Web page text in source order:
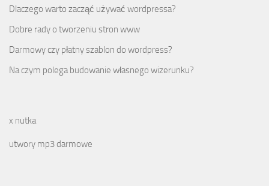
Dlaczego warto zacząć używać wordpressa?
Dobre rady o tworzeniu stron www
Darmowy czy płatny szablon do wordpress?
Na czym polega budowanie własnego wizerunku?
x nutka
utwory mp3 darmowe